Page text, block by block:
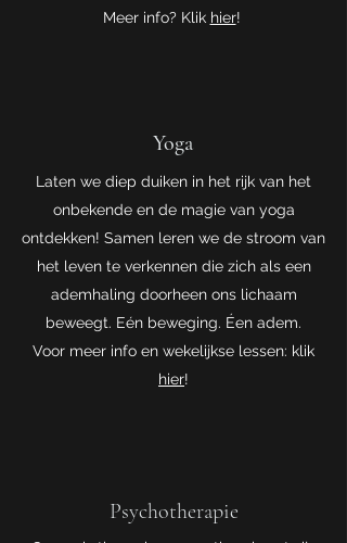
Meer info? Klik hier!
Yoga
Laten we diep duiken in het rijk van het
onbekende en de magie van yoga
ontdekken! Samen leren we de stroom van
het leven te verkennen die zich als een
ademhaling doorheen ons lichaam
beweegt. Eén beweging. Éen adem.
Voor meer info en wekelijkse lessen: klik
hier!
Psychotherapie